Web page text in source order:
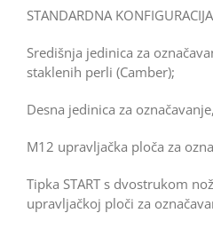
STANDARDNA
Središnja jedinica za
staklenih perli (Camber);
Desna jedinica za
M12 upravljačka ploča za
Tipka START s dvostrukom
upravljačkoj ploči za